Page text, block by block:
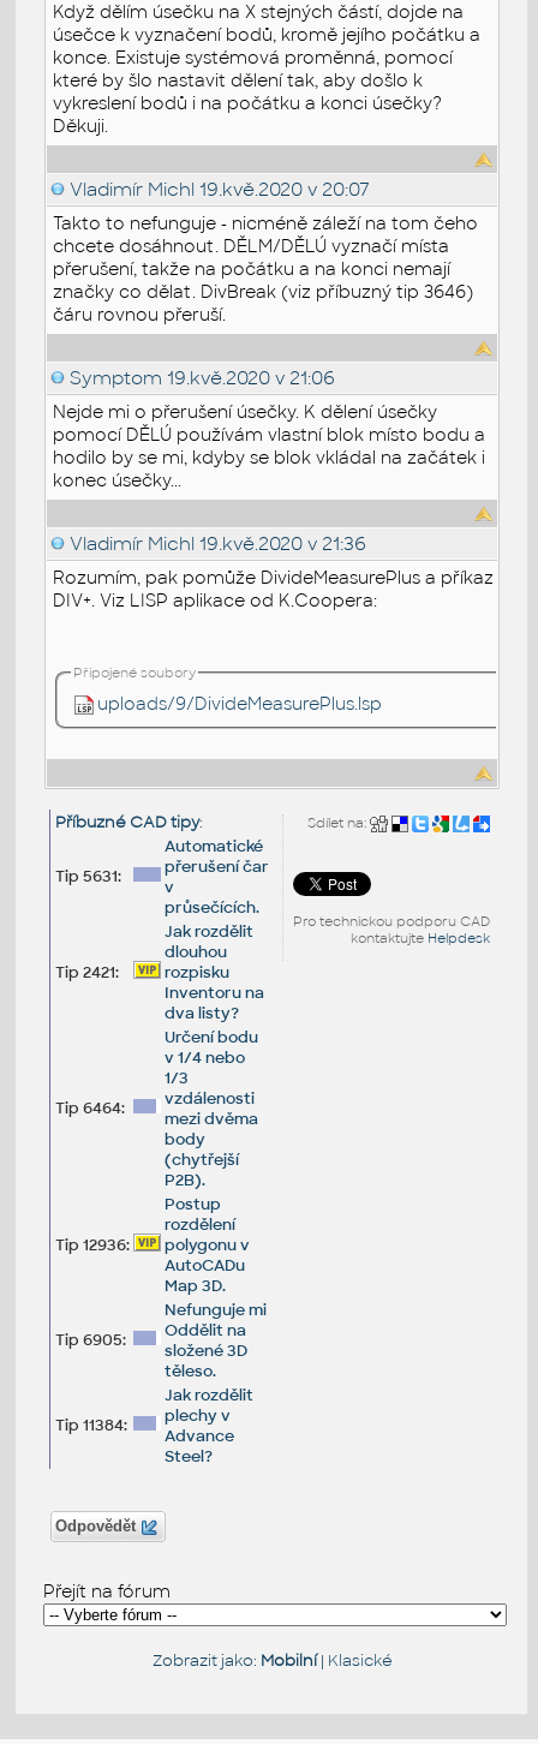
Když dělím úsečku na X stejných částí, dojde na
úsečce k vyznačení bodů, kromě jejího počátku a
konce. Existuje systémová proměnná, pomocí
které by šlo nastavit dělení tak, aby došlo k
vykreslení bodů i na počátku a konci úsečky?
Děkuji.
Vladimír Michl 19.kvě.2020 v 20:07
Takto to nefunguje - nicméně záleží na tom čeho
chcete dosáhnout. DĚLM/DĚLÚ vyznačí místa
přerušení, takže na počátku a na konci nemají
značky co dělat. DivBreak (viz příbuzný tip 3646)
čáru rovnou přeruší.
Symptom 19.kvě.2020 v 21:06
Nejde mi o přerušení úsečky. K dělení úsečky
pomocí DĚLÚ používám vlastní blok místo bodu a
hodilo by se mi, kdyby se blok vkládal na začátek i
konec úsečky...
Vladimír Michl 19.kvě.2020 v 21:36
Rozumím, pak pomůže DivideMeasurePlus a příkaz
DIV+. Viz LISP aplikace od K.Coopera:
Připojené soubory
uploads/9/DivideMeasurePlus.lsp
Sdílet na:
Pro technickou podporu CAD
kontaktujte Helpdesk
Příbuzné CAD tipy:
Tip 5631:
Automatické
přerušení čar
v
průsečících.
Tip 2421:
Jak rozdělit
dlouhou
rozpisku
Inventoru na
dva listy?
Tip 6464:
Určení bodu
v 1/4 nebo
1/3
vzdálenosti
mezi dvěma
body
(chytřejší
P2B).
Tip 12936:
Postup
rozdělení
polygonu v
AutoCADu
Map 3D.
Tip 6905:
Nefunguje mi
Oddělit na
složené 3D
těleso.
Tip 11384:
Jak rozdělit
plechy v
Advance
Steel?
Odpovědět
Přejít na fórum
Zobrazit jako: Mobilní| Klasické